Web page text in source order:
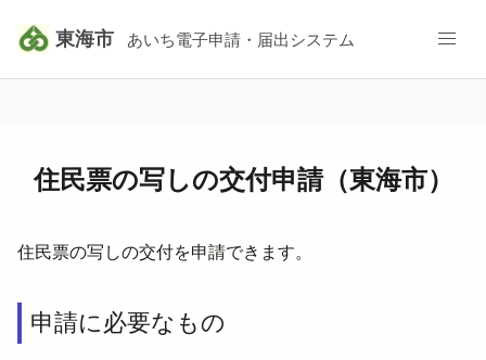
東海市 あいち電子申請・届出システム
住民票の写しの交付申請（東海市）
住民票の写しの交付を申請できます。
申請に必要なもの